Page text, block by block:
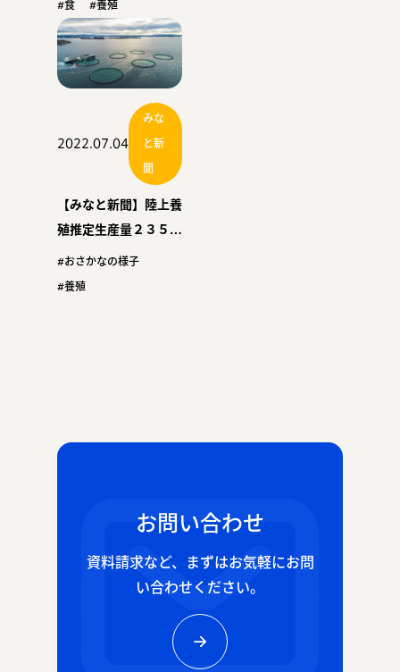
が説明 コロナ禍で世
界需要増大
#食 #養殖
2022.07.04
みな
と新
聞
【みなと新聞】陸上養
殖推定生産量２３５６
トン ２１年、水産庁
が初の調査
#おさかなの様子
#養殖
お問い合わせ
資料請求など、 まずはお気軽にお問
い合わせください。